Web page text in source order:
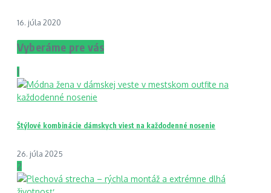
16. júla 2020
Vyberáme pre vás
1
Štýlové kombinácie dámskych viest na každodenné nosenie
26. júla 2025
2